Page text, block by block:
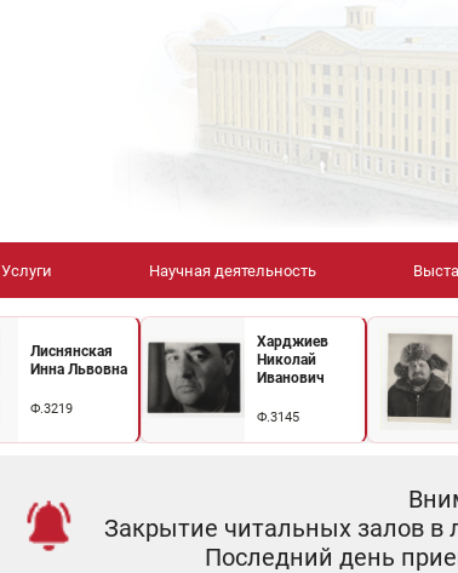
Услуги Научная деятельность
Лиснянская
Инна Львовна
Ф.3219
Харджиев
Николай
Иванович
Ф.3145
Закрытие читальных залов в
Последний день